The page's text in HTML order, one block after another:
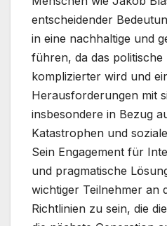
entscheidender
in eine nachhaltige und
führen, da das politische
komplizierter wird und
Herausforderungen mit
insbesondere in Bezug
Katastrophen und
Sein Engagement für
und pragmatische
wichtiger Teilnehmer an
Richtlinien zu sein, die